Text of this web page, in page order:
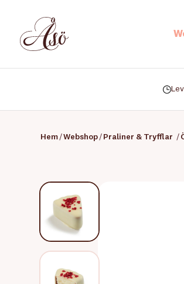
Hem /Webshop / Praliner & Tryfflar /